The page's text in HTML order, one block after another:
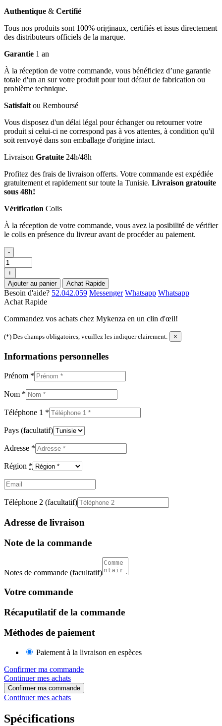
Authentique & Certifié
Tous nos produits sont 100% originaux, certifiés et issus directement
des distributeurs officiels de la marque.
Garantie 1 an
À la réception de votre commande, vous bénéficiez d’une garantie
totale d'un an sur votre produit pour tout défaut de fabrication ou
problème technique.
Satisfait ou Remboursé
Vous disposez d'un délai légal pour échanger ou retourner votre
produit si celui-ci ne correspond pas à vos attentes, à condition qu'il
soit renvoyé dans son emballage d'origine intact.
Livraison Gratuite 24h/48h
Profitez des frais de livraison offerts. Votre commande est expédiée
gratuitement et rapidement sur toute la Tunisie. Livraison gratouite
sous 48h!
Vérification Colis
À la réception de votre commande, vous avez la posibilité de vérifier
le colis en présence du livreur avant de procéder au paiement.
-
+
Ajouter au panier
Achat Rapide
Besoin d'aide? 52.042.059 Messenger Whatsapp Whatsapp
Achat Rapide
Commandez vos achats chez Mykenza en un clin d'œil!
(*) Des champs obligatoires, veuillez les indiquer clairement. ×
Informations personnelles
Prénom *
Nom *
Téléphone 1 *
Pays (facultatif)
Adresse *
Région *
Email
Téléphone 2 (facultatif)
Adresse de livraison
Note de la commande
Notes de commande (facultatif)
Votre commande
Récaputilatif de la commande
Méthodes de paiement
Paiement à la livraison en espèces
Confirmer ma commande
Continuer mes achats
Confirmer ma commande
Continuer mes achats
Spécifications